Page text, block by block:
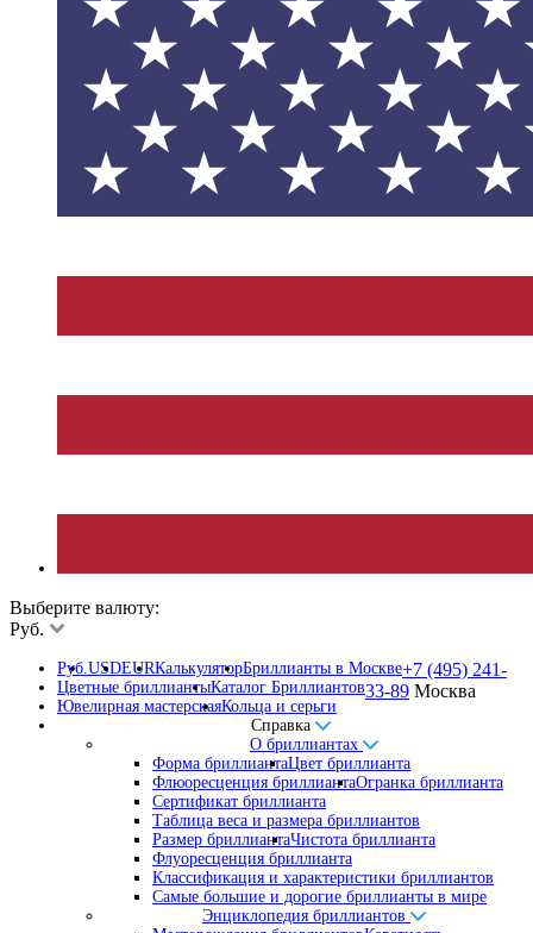
Выберите валюту:
Руб.
Руб.USDEURКалькуляторБриллианты в Москве
Цветные бриллиантыКаталог Бриллиантов
Ювелирная мастерскаяКольца и серьги
Справка
О бриллиантах
Форма бриллиантаЦвет бриллианта
Флюоресценция бриллиантаОгранка бриллианта
Сертификат бриллианта
Таблица веса и размера бриллиантов
Размер бриллиантаЧистота бриллианта
Флуоресценция бриллианта
Классификация и характеристики бриллиантов
Самые большие и дорогие бриллианты в мире
Энциклопедия бриллиантов
+7 (495) 241-
33-89 Москва